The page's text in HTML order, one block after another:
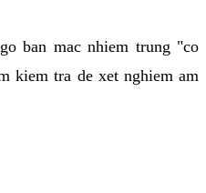
ban mac nhiem trung "co
kiem tra de xet nghiem am